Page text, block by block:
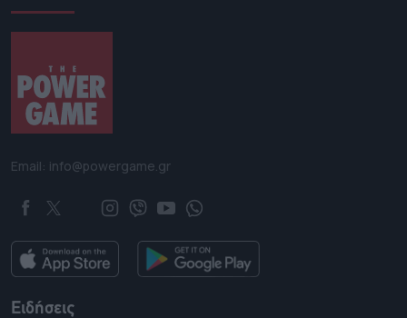
Email: info@powergame.gr
Ειδήσεις